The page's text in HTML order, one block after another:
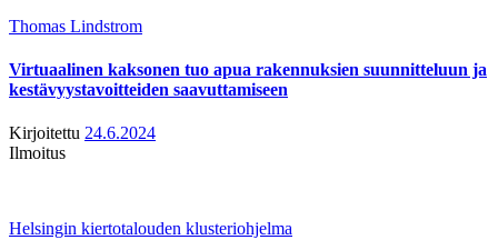
Thomas Lindstrom
Virtuaalinen kaksonen tuo apua rakennuksien suunnitteluun ja
kestävyystavoitteiden saavuttamiseen
Kirjoitettu 24.6.2024
Ilmoitus
Helsingin kiertotalouden klusteriohjelma